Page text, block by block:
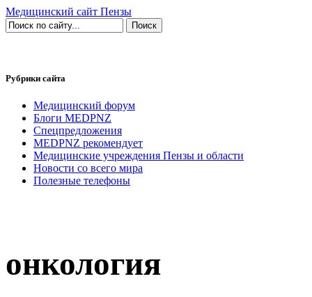
Медицинский сайт Пензы
Рубрики сайта
Медицинский форум
Блоги MEDPNZ
Спецпредложения
MEDPNZ рекомендует
Медицинские учреждения Пензы и области
Новости со всего мира
Полезные телефоны
онкология